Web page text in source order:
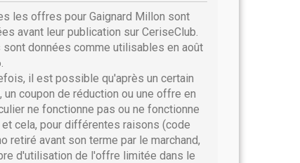
les offres pour Gaignard Millon sont
avant leur publication sur CeriseClub.
sont données comme utilisables en août
il est possible qu'après un certain
un coupon de réduction ou une offre en
ne fonctionne pas ou ne fonctionne
et cela, pour différentes raisons (code
retiré avant son terme par le marchand,
d'utilisation de l'offre limitée dans le